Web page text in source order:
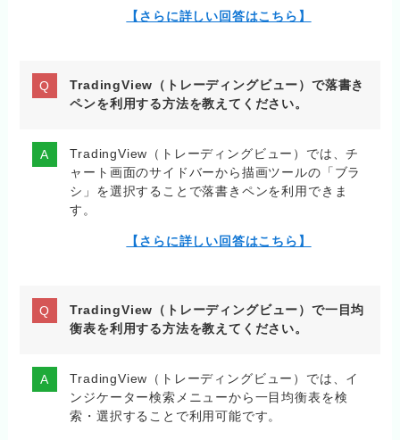
【さらに詳しい回答はこちら】
TradingView（トレーディングビュー）で落書き
ペンを利用する方法を教えてください。
TradingView（トレーディングビュー）では、チ
ャート画面のサイドバーから描画ツールの「ブラ
シ」を選択することで落書きペンを利用できま
す。
【さらに詳しい回答はこちら】
TradingView（トレーディングビュー）で一目均
衡表を利用する方法を教えてください。
TradingView（トレーディングビュー）では、イ
ンジケーター検索メニューから一目均衡表を検
索・選択することで利用可能です。